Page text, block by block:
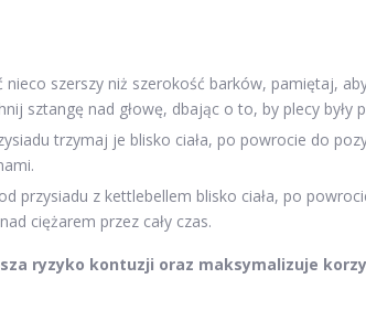
szerszy niż szerokość barków, pamiętaj,
sztangę nad głowę, dbając o to, by plecy były
trzymaj je blisko ciała, po powrocie do
przysiadu z kettlebellem blisko ciała, po
ciężarem przez cały czas.
ryzyko kontuzji oraz maksymalizuje